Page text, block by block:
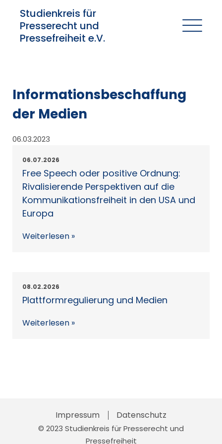
Studienkreis für
Presserecht und
Pressefreiheit e.V.
Informationsbeschaffung
der Medien
06.03.2023
06.07.2026
Free Speech oder positive Ordnung:
Rivalisierende Perspektiven auf die
Kommunikationsfreiheit in den USA und
Europa
Weiterlesen »
08.02.2026
Plattformregulierung und Medien
Weiterlesen »
Skip
to
Impressum Datenschutz
© 2023 Studienkreis für Presserecht und
Pressefreiheit